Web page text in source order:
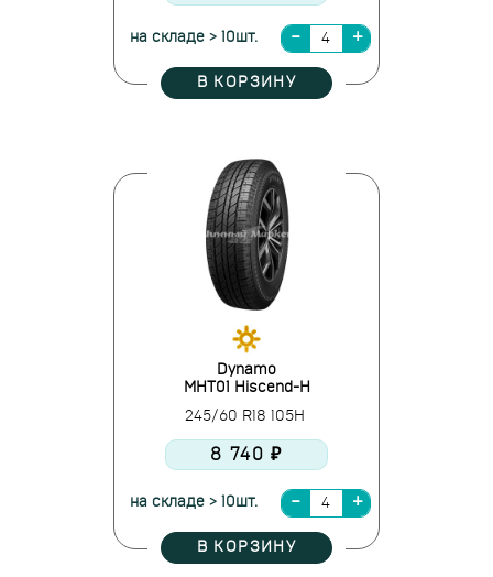
на складе > 10шт.
В КОРЗИНУ
Dynamo
MHT01 Hiscend-H
245/60 R18 105H
8 740 ₽
на складе > 10шт.
В КОРЗИНУ